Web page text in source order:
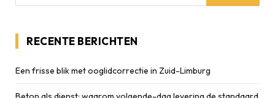
RECENTE BERICHTEN
Een frisse blik met ooglidcorrectie in Zuid-Limburg